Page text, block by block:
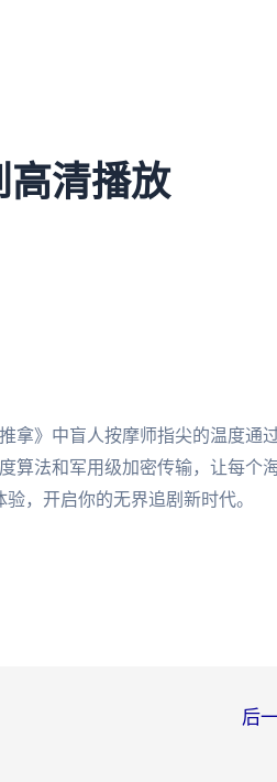
高清播放
拿》中盲人按摩师指尖的温度通
算法和军用级加密传输，让每个
，开启你的无界追剧新时代。
后